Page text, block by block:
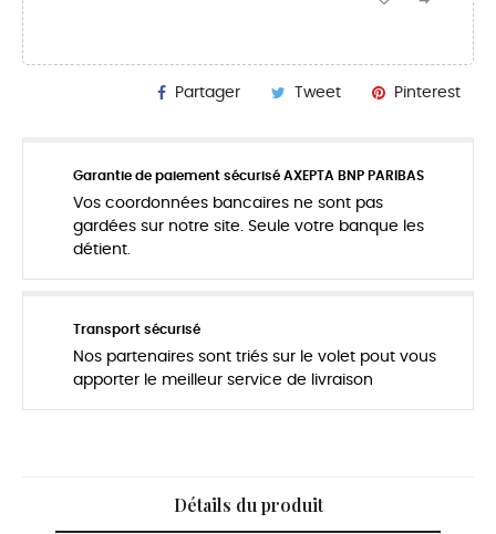
Partager Tweet Pinterest
Garantie de paiement sécurisé AXEPTA BNP PARIBAS
Vos coordonnées bancaires ne sont pas
gardées sur notre site. Seule votre banque les
détient.
Transport sécurisé
Nos partenaires sont triés sur le volet pout vous
apporter le meilleur service de livraison
Détails du produit